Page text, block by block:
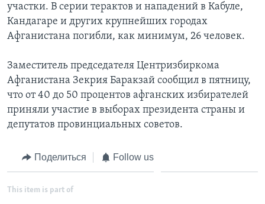
участки. В серии терактов и нападений в Кабуле,
Кандагаре и других крупнейших городах
Афганистана погибли, как минимум, 26 человек.
Заместитель председателя Центризбиркома
Афганистана Зекрия Баракзай сообщил в пятницу,
что от 40 до 50 процентов афганских избирателей
приняли участие в выборах президента страны и
депутатов провинциальных советов.
Поделиться Follow us
This item is part of